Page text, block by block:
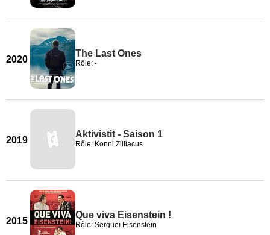
2020
The Last Ones
Rôle: -
2019
Aktivistit - Saison 1
Rôle: Konni Zilliacus
2015
Que viva Eisenstein !
Rôle: Sergueï Eisenstein